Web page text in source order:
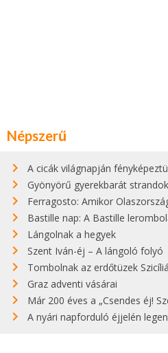
Népszerű
A cicák világnapján fényképeztük ezt a
Gyönyörű gyerekbarát strandok
Ferragosto: Amikor
Bastille nap: A Bastille lerombolása
Lángolnak a hegyek
Szent Iván-éj – A lángoló folyó
Tombolnak az erdőtüzek
Graz adventi vásárai
Már 200 éves a „Csendes éj!
A nyári napforduló éjjelén legendás